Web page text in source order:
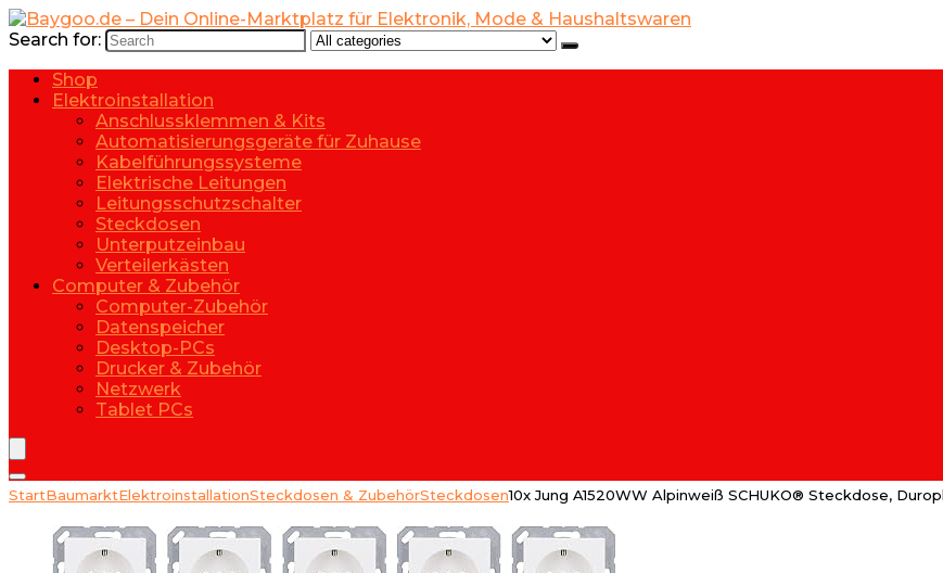
Search for:
Shop
Elektroinstallation
Anschlussklemmen & Kits
Automatisierungsgeräte für Zuhause
Kabelführungssysteme
Elektrische Leitungen
Leitungsschutzschalter
Steckdosen
Unterputzeinbau
Verteilerkästen
Computer & Zubehör
Computer-Zubehör
Datenspeicher
Desktop-PCs
Drucker & Zubehör
Netzwerk
Tablet PCs
StartBaumarktElektroinstallationSteckdosen & ZubehörSteckdosen10x Jung A1520WW Alpinweiß SCHUKO® Steckdose,